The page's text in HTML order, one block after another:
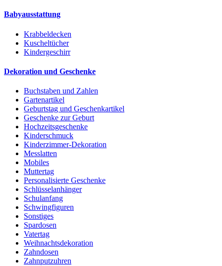
Babyausstattung
Krabbeldecken
Kuscheltücher
Kindergeschirr
Dekoration und Geschenke
Buchstaben und Zahlen
Gartenartikel
Geburtstag und Geschenkartikel
Geschenke zur Geburt
Hochzeitsgeschenke
Kinderschmuck
Kinderzimmer-Dekoration
Messlatten
Mobiles
Muttertag
Personalisierte Geschenke
Schlüsselanhänger
Schulanfang
Schwingfiguren
Sonstiges
Spardosen
Vatertag
Weihnachtsdekoration
Zahndosen
Zahnputzuhren